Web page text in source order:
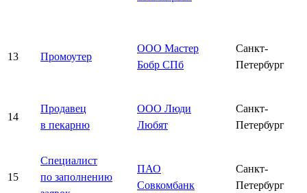
13 Промоутер
ООО Мастер
Бобр СПб
Санкт-
Петербург
14
Продавец
в пекарню
ООО Люди
Любят
Санкт-
Петербург
15
Специалист
по заполнению
ПАО
Совкомбанк
Санкт-
Петербург